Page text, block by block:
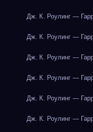
Дж. К. Роулинг —
Дж. К. Роулинг —
Дж. К. Роулинг —
Дж. К. Роулинг —
Дж. К. Роулинг —
Дж. К. Роулинг —